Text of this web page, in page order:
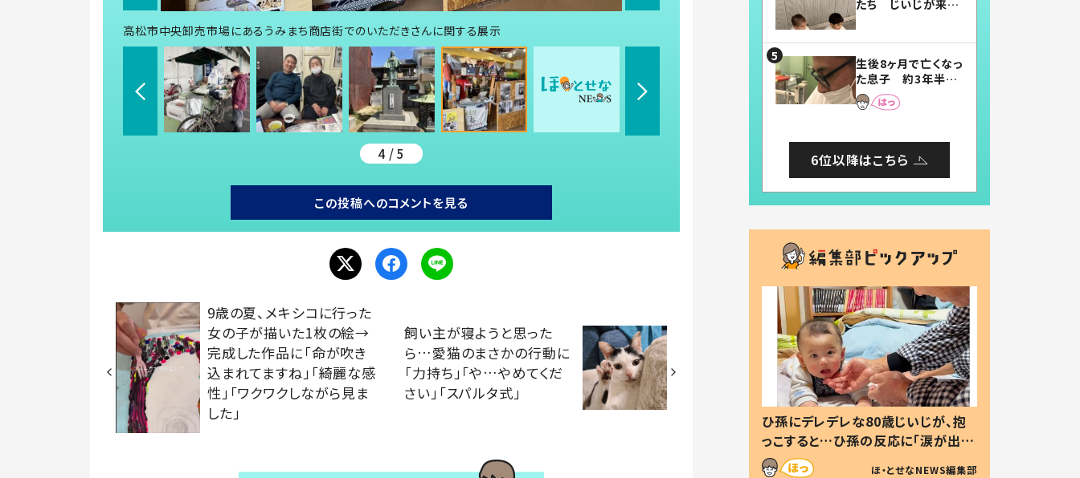
高松市中央卸売市場にあるうみまち商店街でのいただきさんに関する展示
4 / 5
この投稿へのコメントを見る
9歳の夏、メキシコに行った
女の子が描いた1枚の絵→
完成した作品に「命が吹き
込まれてますね」「綺麗な感
性」「ワクワクしながら見ま
した」
飼い主が寝ようと思った
ら…愛猫のまさかの行動に
「力持ち」「や…やめてくだ
さい」「スパルタ式」
たち じいじが来た
まらない」「幸せにな
れる」
生後8ヶ月で亡くなっ
た息子 約3年半
後、当時の妻の日記
に書いてあった本音
6位以降はこちら
ひ孫にデレデレな80歳じいじが、抱
っこすると…ひ孫の反応に「涙が出ま
した」「可愛くて仕方ない」
ほ・とせなNEWS編集部